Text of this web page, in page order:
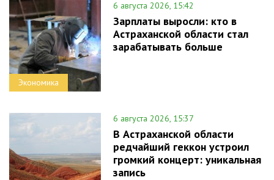
Экономика
6 августа 2026, 15:42
Зарплаты выросли: кто в
Астраханской области стал
зарабатывать больше
6 августа 2026, 15:37
В Астраханской области
редчайший геккон устроил
громкий концерт: уникальная
запись